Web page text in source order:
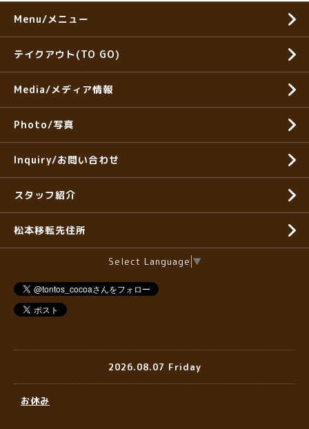
Menu/メニュー
テイクアウト(TO GO)
Media/メディア情報
Photo/写真
Inquiry/お問い合わせ
スタッフ紹介
松本移転先住所
Select Language ▼
2026.08.07 Friday
お休み